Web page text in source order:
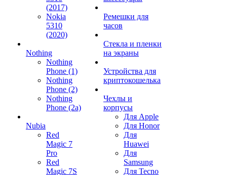
(2017)
Nokia
5310
(2020)
Nothing
Nothing
Phone (1)
Nothing
Phone (2)
Nothing
Phone (2a)
Nubia
Red
Magic 7
Pro
Red
Magic 7S
Ремешки для
часов
Стекла и пленки
на экраны
Устройства для
криптокошелька
Чехлы и
корпусы
Для Apple
Для Honor
Для
Huawei
Для
Samsung
Для Tecno